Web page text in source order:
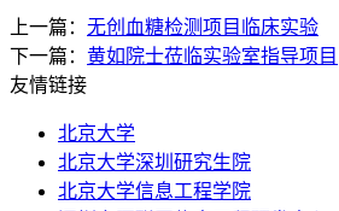
上一篇： 无创血糖检测项目临床实验
下一篇： 黄如院士莅临实验室指导项目
友情链接
北京大学
北京大学深圳研究生院
北京大学信息工程学院